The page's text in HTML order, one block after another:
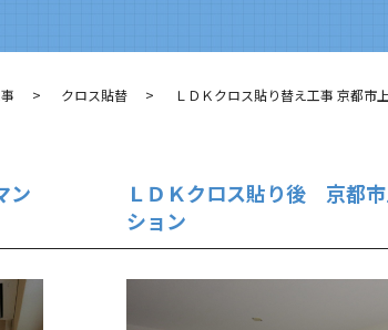
クロス貼替 ＬＤＫクロス貼り替え工事 京都市
ン
ＬＤＫクロス貼り後 京都
ション